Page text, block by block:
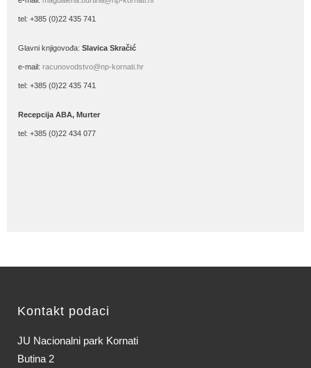
tel: +385 (0)22 435 741
Glavni knjigovođa: Slavica Skračić
e-mail: racunovodstvo@np-kornati.hr
tel: +385 (0)22 435 741
Recepcija ABA, Murter
tel: +385 (0)22 434 077
Kontakt podaci
JU Nacionalni park Kornati
Butina 2